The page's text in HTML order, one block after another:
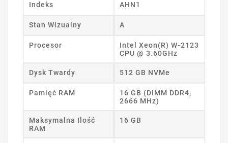
Indeks AHN1
Stan Wizualny A
Procesor
Intel Xeon(R) W-2123
CPU @ 3.60GHz
Dysk Twardy 512 GB NVMe
Pamięć RAM
16 GB (DIMM DDR4,
2666 MHz)
Maksymalna Ilość
RAM
16 GB